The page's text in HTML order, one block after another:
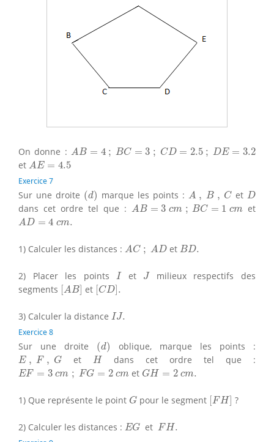
On donne :AB = 4 ; BC = 3 ; CD = 2.5 ; DE = 3.2
A B= BC =3; D=2.5;D =3.2
et AE = 4.5
A E= 4.5
Exercice 7
Sur une droite (d)
(d) marque les points : A , B , C
A ,C etD
D
dans cet ordre tel que : AB = 3 cm ; BC = 1 cm
A B= 3 cm;B C =1cm et
AD = 4 cm.
A D= m.
1) Calculer les distances : AC ; AD
AC; A D etBD.
BD.
2) Placer les pointsIIet J
J milieux respectifs des
segments [AB]
[ A B] et [CD].
[CD]
3) Calculer la distance IJ.
IJ.
Exercice 8
Sur une droite (d)
(d) oblique, marque les points :
E , F , G
E, G etH
H dans cet ordre tel que :
EF = 3 cm ; FG = 2 cm
EF= m ;F G 2cm et GH = 2 cm.
GH= cm.
1) Que représente le point G
G pour le segment FH]
[FH] ?
2) Calculer les distances : EG
EG etFH.
FH.